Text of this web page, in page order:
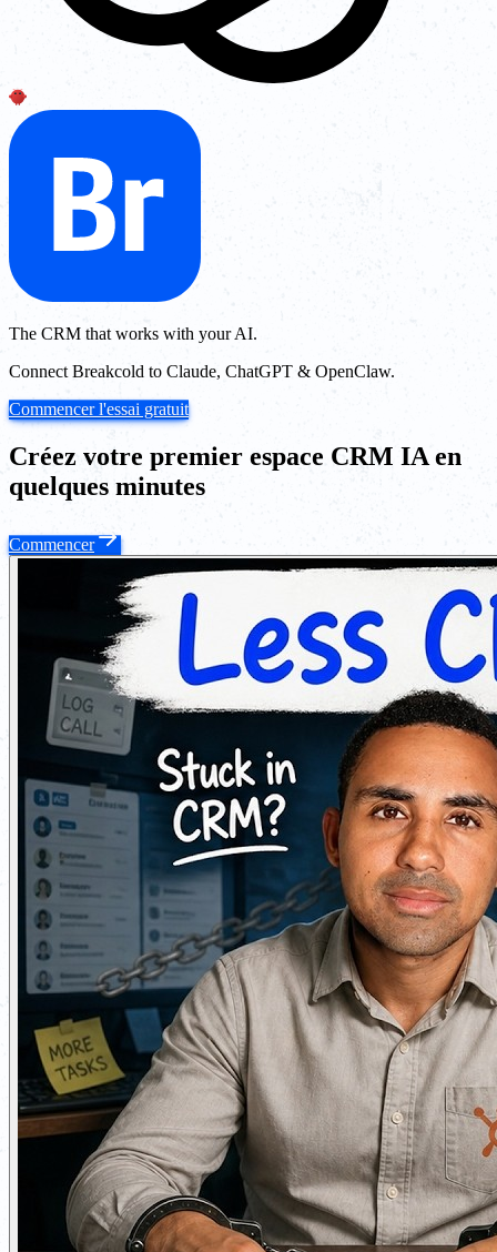
The CRM that works with your AI.
Connect Breakcold to Claude, ChatGPT & OpenClaw.
Commencer l'essai gratuit
Créez votre premier espace CRM IA en
quelques minutes
Commencer